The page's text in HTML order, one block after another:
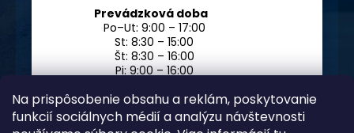
Na prispôsobenie obsahu a reklám, poskytovanie
funkcií sociálnych médií a analýzu návštevnosti
Prevádzková doba
Po–Ut: 9:00 – 17:00
St: 8:30 – 15:00
Št: 8:30 – 16:00
Pi: 9:00 – 16:00